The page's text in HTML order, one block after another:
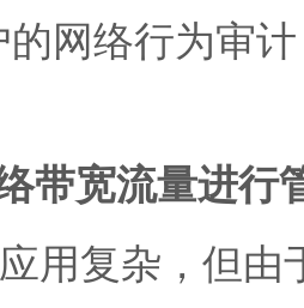
网络行为审
带宽流量进行
用复杂，但